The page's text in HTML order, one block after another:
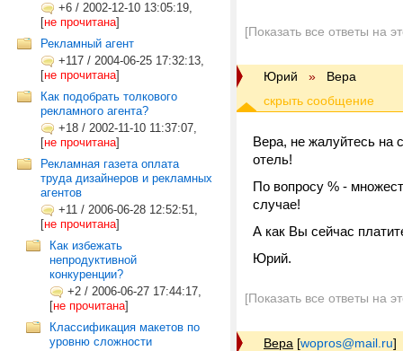
+6 / 2002-12-10 13:05:19,
[не прочитана]
Рекламный агент
+117 / 2004-06-25 17:32:13,
[не прочитана]
Как подобрать толкового
рекламного агента?
+18 / 2002-11-10 11:37:07,
[не прочитана]
Рекламная газета оплата
труда дизайнеров и рекламных
агентов
+11 / 2006-06-28 12:52:51,
[не прочитана]
Как избежать
непродуктивной
конкуренции?
+2 / 2006-06-27 17:44:17,
[не прочитана]
Классификация макетов по
уровню сложности
[Показать все ответы на
Юрий » Вера
Вера, не жалуйтесь на
отель!
По вопросу % -
случае!
А как Вы сейчас
Юрий.
[Показать все ответы на
Вера [wopros@mail.ru]